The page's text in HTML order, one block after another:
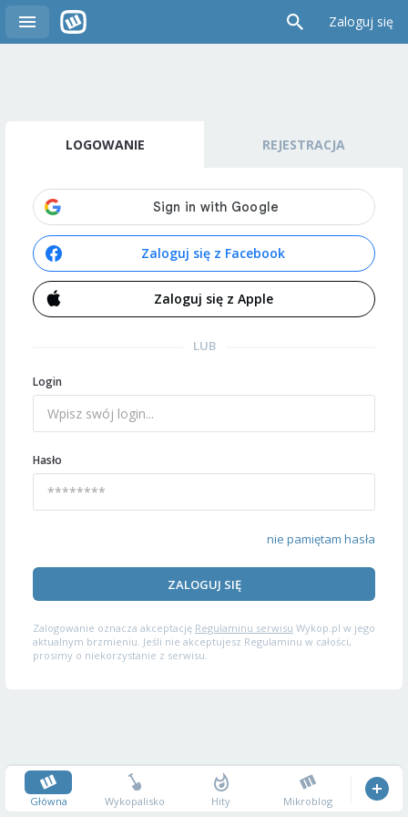
Zaloguj się
LOGOWANIE REJESTRACJA
Zaloguj się z Facebook
Zaloguj się z Apple
LUB
Login
Hasło
nie pamiętam hasła
ZALOGUJ SIĘ
Zalogowanie oznacza akceptację Regulaminu serwisu Wykop.pl w jego
aktualnym brzmieniu. Jeśli nie akceptujesz Regulaminu w całości,
prosimy o niekorzystanie z serwisu.
Główna Wykopalisko Hity Mikroblog